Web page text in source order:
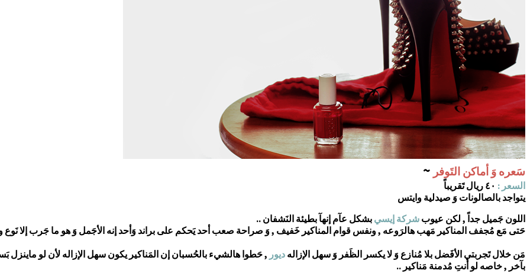
سَعره وَ أماكن التَوفر ~
السعر :
يتواجد بالصالونات وَ صيدلية وايتس
اللون جَميل جداً , لكن عيوب شركة إيسي بشكل عآم إنهآ بطيئة النَشفان ..
حَتى مَع مُجفف المناكير مَهب هالرَوعه , ونفس قوام المناكير خَفيف , وَ صراحة صعب أحد يَحكم على براند وَأحد إنه الأجَمل وَ هو ما جَرب إلا نَوع
مَن خلال تَجربتي الأفَضل بلا مُنازع وَ لا يكسر الظَفر وَ سهل الإزاله ديور , حَطوا هالشيء بالحُسبان إن المَناكير يكون سهل الإزاله لأن لو
بآخر , خاصه لو أنتِ مُدمنة مَناكير ..